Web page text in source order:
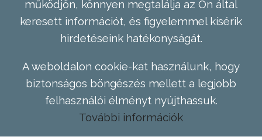
működjön, könnyen megtalálja az Ön által
keresett információt, és figyelemmel kísérik
hirdetéseink hatékonyságát.
A weboldalon cookie-kat használunk, hogy
biztonságos böngészés mellett a legjobb
felhasználói élményt nyújthassuk.
További információk